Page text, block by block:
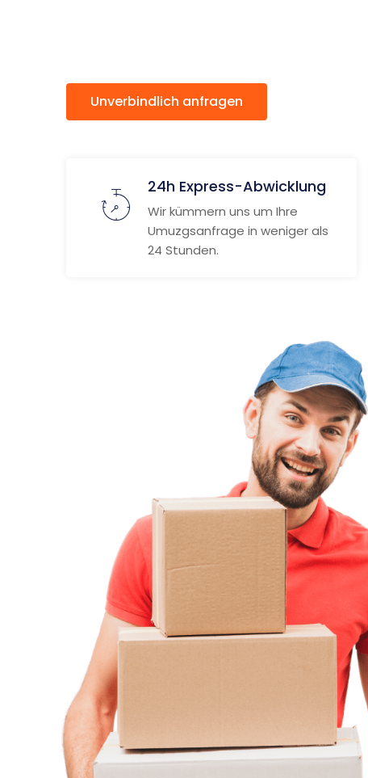
Unverbindlich anfragen
24h Express-Abwicklung
Wir kümmern uns um Ihre
Umuzgsanfrage in weniger als
24 Stunden.